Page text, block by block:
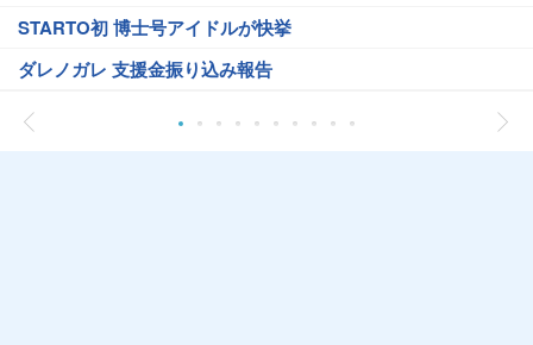
STARTO初 博士号アイドルが快挙
ダレノガレ 支援金振り込み報告